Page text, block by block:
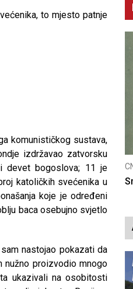
to mjesto patnje
komunističkog sustava,
izdržavao zatvorsku
devet bogoslova; 11 je
katoličkih svećenika u
koje je određeni
baca osebujno svjetlo
nastojao pokazati da
nužno proizvodio mnogo
ukazivali na osobitosti
CNAK